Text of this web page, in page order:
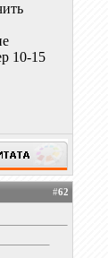
10-15
#62